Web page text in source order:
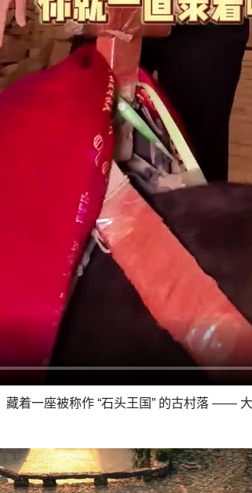
藏着一座被称作 “石头王国” 的古村落 ——